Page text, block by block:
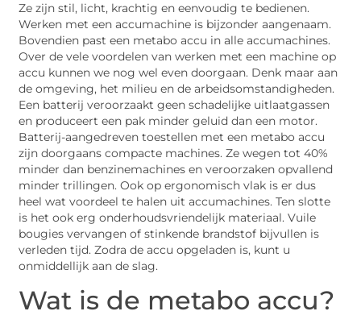
Ze zijn stil, licht, krachtig en eenvoudig te bedienen.
Werken met een accumachine is bijzonder aangenaam.
Bovendien past een metabo accu in alle accumachines.
Over de vele voordelen van werken met een machine op
accu kunnen we nog wel even doorgaan. Denk maar aan
de omgeving, het milieu en de arbeidsomstandigheden.
Een batterij veroorzaakt geen schadelijke uitlaatgassen
en produceert een pak minder geluid dan een motor.
Batterij-aangedreven toestellen met een metabo accu
zijn doorgaans compacte machines. Ze wegen tot 40%
minder dan benzinemachines en veroorzaken opvallend
minder trillingen. Ook op ergonomisch vlak is er dus
heel wat voordeel te halen uit accumachines. Ten slotte
is het ook erg onderhoudsvriendelijk materiaal. Vuile
bougies vervangen of stinkende brandstof bijvullen is
verleden tijd. Zodra de accu opgeladen is, kunt u
onmiddellijk aan de slag.
Wat is de metabo accu?